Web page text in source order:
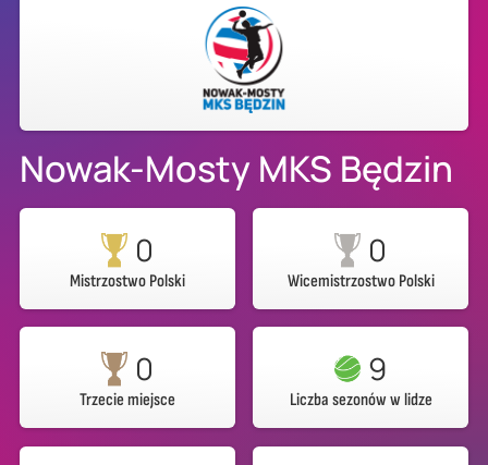
Nowak-Mosty MKS Będzin
0
Mistrzostwo Polski
0
Wicemistrzostwo Polski
0
Trzecie miejsce
9
Liczba sezonów w lidze